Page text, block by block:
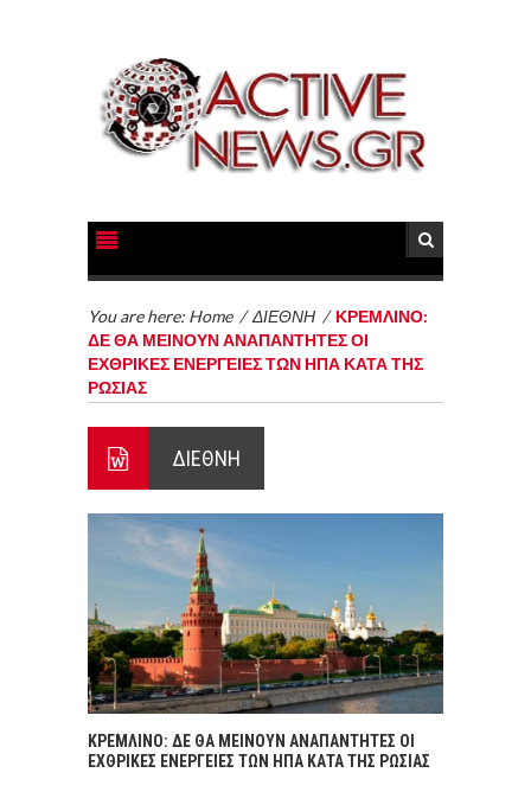
You are here: Home /ΔΙΕΘΝΗ / ΚΡΕΜΛΙΝΟ:
ΔΕ ΘΑ ΜΕΙΝΟΥΝ ΑΝΑΠΑΝΤΗΤΕΣ ΟΙ
ΕΧΘΡΙΚΕΣ ΕΝΕΡΓΕΙΕΣ ΤΩΝ ΗΠΑ ΚΑΤΑ ΤΗΣ
ΡΩΣΙΑΣ
ΔΙΕΘΝΗ
ΚΡΕΜΛΙΝΟ: ΔΕ ΘΑ ΜΕΙΝΟΥΝ ΑΝΑΠΑΝΤΗΤΕΣ ΟΙ
ΕΧΘΡΙΚΕΣ ΕΝΕΡΓΕΙΕΣ ΤΩΝ ΗΠΑ ΚΑΤΑ ΤΗΣ ΡΩΣΙΑΣ